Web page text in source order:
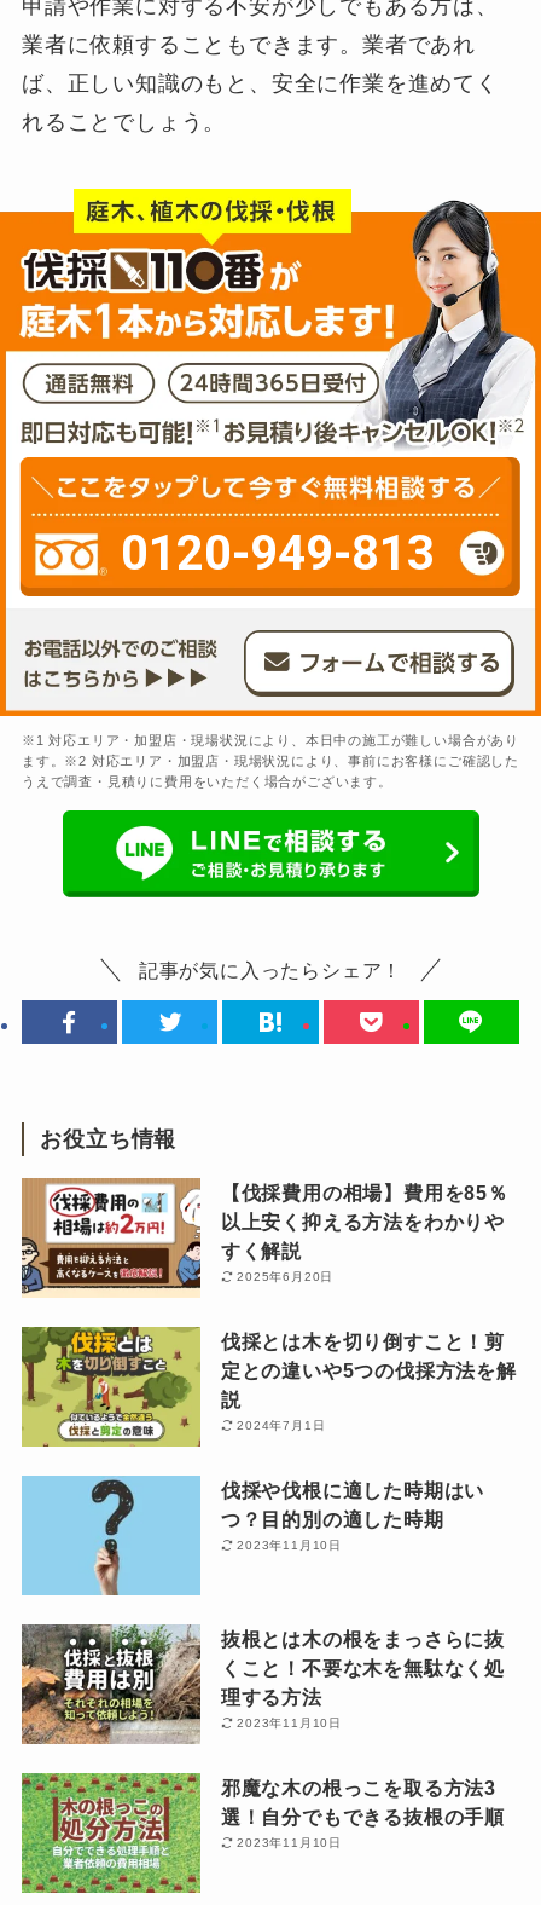
申請や作業に対する不安が少しでもある方は、
業者に依頼することもできます。業者であれ
ば、正しい知識のもと、安全に作業を進めてく
れることでしょう。
0120-949-813
※1 対応エリア・加盟店・現場状況により、本日中の施工が難しい場合があり
ます。※2 対応エリア・加盟店・現場状況により、事前にお客様にご確認した
うえで調査・見積りに費用をいただく場合がございます。
記事が気に入ったらシェア！
お役立ち情報
【伐採費用の相場】費用を85％
以上安く抑える方法をわかりや
すく解説
2025年6月20日
伐採とは木を切り倒すこと！剪
定との違いや5つの伐採方法を解
説
2024年7月1日
伐採や伐根に適した時期はい
つ？目的別の適した時期
2023年11月10日
抜根とは木の根をまっさらに抜
くこと！不要な木を無駄なく処
理する方法
2023年11月10日
邪魔な木の根っこを取る方法3
選！自分でもできる抜根の手順
2023年11月10日